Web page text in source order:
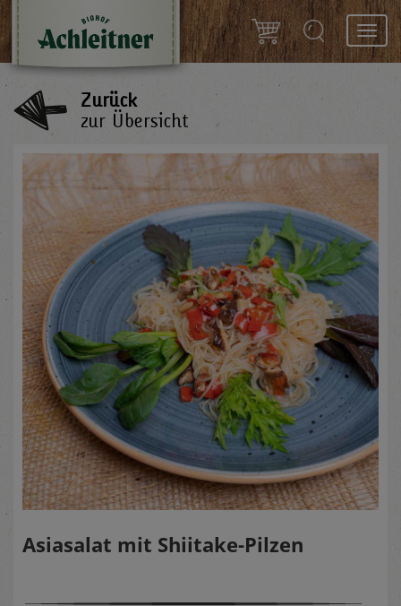
Zurück
zur Übersicht
Asiasalat mit Shiitake-Pilzen